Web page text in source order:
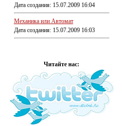
Дата создания: 15.07.2009 16:04
Механика или Автомат
Дата создания: 15.07.2009 16:03
Читайте нас: